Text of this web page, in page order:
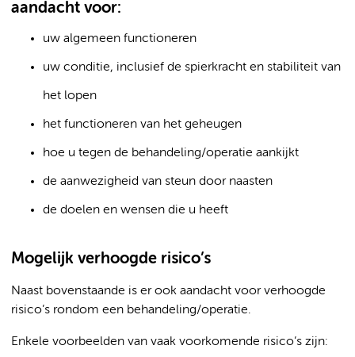
aandacht voor:
uw algemeen functioneren
uw conditie, inclusief de spierkracht en stabiliteit van
het lopen
het functioneren van het geheugen
hoe u tegen de behandeling/operatie aankijkt
de aanwezigheid van steun door naasten
de doelen en wensen die u heeft
Mogelijk verhoogde risico’s
Naast bovenstaande is er ook aandacht voor verhoogde
risico’s rondom een behandeling/operatie.
Enkele voorbeelden van vaak voorkomende risico’s zijn: